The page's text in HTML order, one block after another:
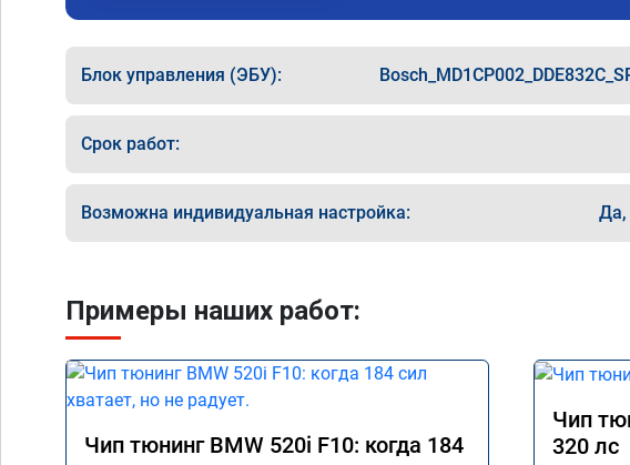
Блок управления (ЭБУ):
Срок работ:
Возможна индивидуальная настройка: Да,
Примеры наших работ:
Чип тюнинг BMW 520i F10: когда 184
Чип
320 лс